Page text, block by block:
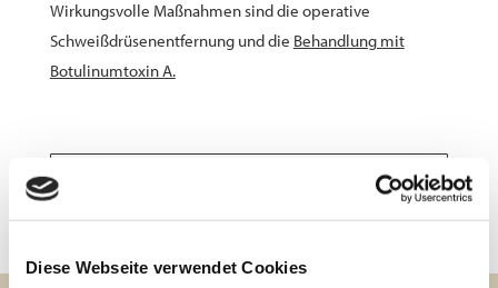
Diese Webseite verwendet Cookies
Wirkungsvolle Maßnahmen sind die operative
Schweißdrüsenentfernung und die Behandlung mit
Botulinumtoxin A.